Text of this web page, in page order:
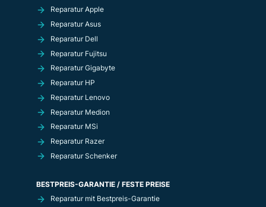
Reparatur Apple
Reparatur Asus
Reparatur Dell
Reparatur Fujitsu
Reparatur Gigabyte
Reparatur HP
Reparatur Lenovo
Reparatur Medion
Reparatur MSi
Reparatur Razer
Reparatur Schenker
BESTPREIS-GARANTIE / FESTE PREISE
Reparatur mit Bestpreis-Garantie